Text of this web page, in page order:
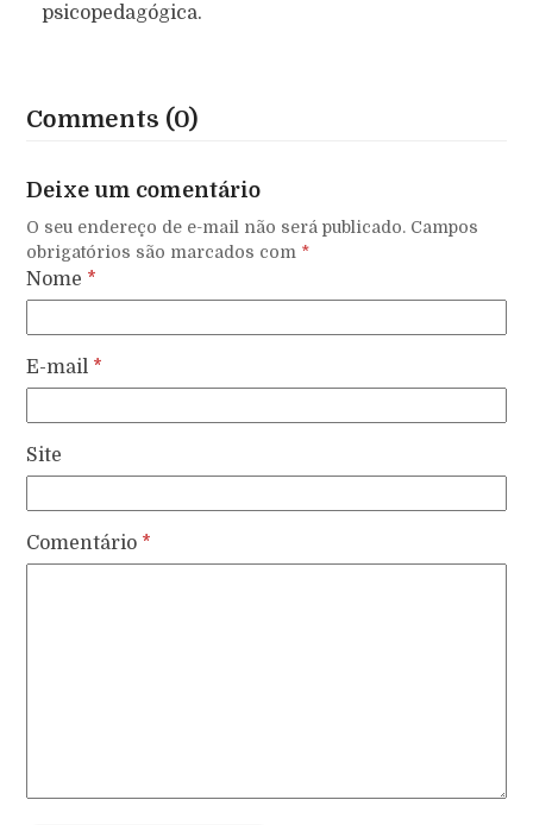
psicopedagógica.
Comments (0)
Deixe um comentário
O seu endereço de e-mail não será publicado. Campos
obrigatórios são marcados com *
Nome *
E-mail *
Site
Comentário *